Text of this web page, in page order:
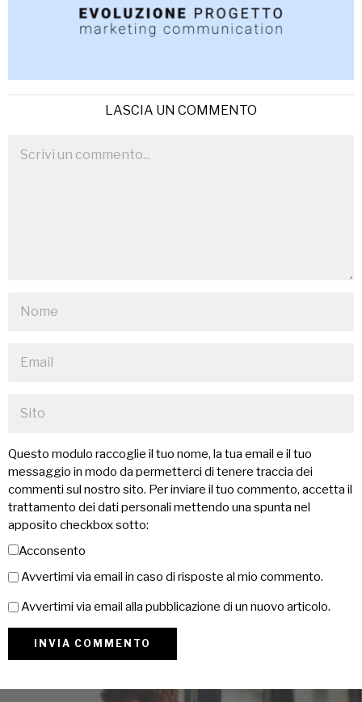
LASCIA UN COMMENTO
Questo modulo raccoglie il tuo nome, la tua email e il tuo
messaggio in modo da permetterci di tenere traccia dei
commenti sul nostro sito. Per inviare il tuo commento, accetta il
trattamento dei dati personali mettendo una spunta nel
apposito checkbox sotto:
Acconsento
Avvertimi via email in caso di risposte al mio commento.
Avvertimi via email alla pubblicazione di un nuovo articolo.